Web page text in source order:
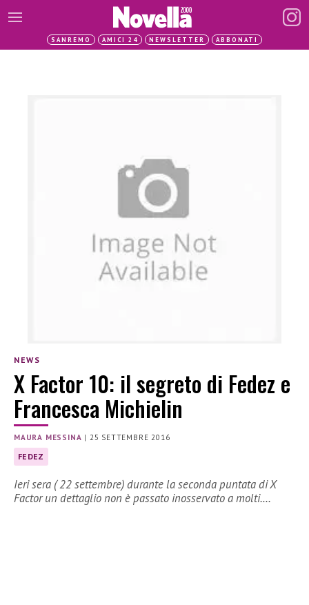
SANREMO AMICI 24 NEWSLETTER ABBONATI
NEWS
X Factor 10: il segreto di Fedez e
Francesca Michielin
MAURA MESSINA | 25 SETTEMBRE 2016
FEDEZ
Ieri sera ( 22 settembre) durante la seconda puntata di X
Factor un dettaglio non è passato inosservato a molti.…